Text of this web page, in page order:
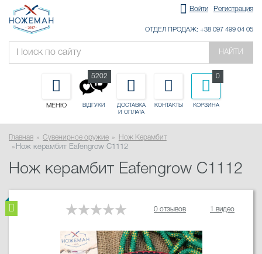
Войти Регистрация
ОТДЕЛ ПРОДАЖ: +38 097 499 04 05
НАЙТИ
МЕНЮ ВІДГУКИ
5202
ДОСТАВКА
И ОПЛАТА
КОНТАКТЫ КОРЗИНА
0
Главная Сувенирное оружие
Нож Керамбит
Нож керамбит Eafengrow C1112
Нож керамбит Eafengrow C1112
0 отзывов 1 видео